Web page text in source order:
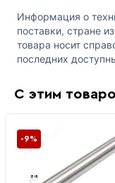
Информация о
поставки, стране
товара носит
последних
С этим
-9%